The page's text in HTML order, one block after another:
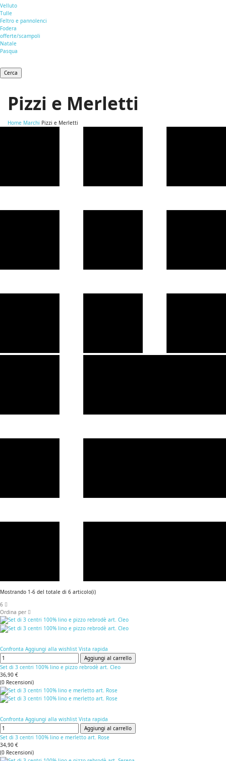
Velluto
Tulle
Feltro e pannolenci
Fodera
offerte/scampoli
Natale
Pasqua
Cerca
Pizzi e Merletti
Home Marchi Pizzi e Merletti
Mostrando 1-6 del totale di 6 articolo(i)
6
Ordina per
Confronta Aggiungi alla wishlist Vista rapida
Aggiungi al carrello
Set di 3 centri 100% lino e pizzo rebrodè art. Cleo
36,90 €
(0 Recensioni)
Confronta Aggiungi alla wishlist Vista rapida
Aggiungi al carrello
Set di 3 centri 100% lino e merletto art. Rose
34,90 €
(0 Recensioni)